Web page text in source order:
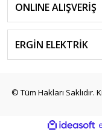
ONLINE ALIŞVERİŞ
ERGİN ELEKTRİK
© Tüm Hakları Saklıdır.